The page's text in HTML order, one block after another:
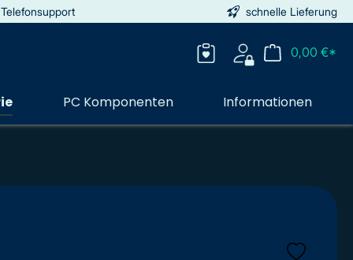
schnelle Lieferung
0,00 €*
PC Komponenten Informationen